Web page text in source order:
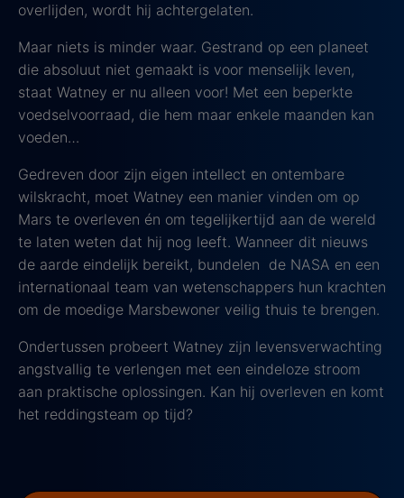
overlijden, wordt hij achtergelaten.
Maar niets is minder waar. Gestrand op een planeet
die absoluut niet gemaakt is voor menselijk leven,
staat Watney er nu alleen voor! Met een beperkte
voedselvoorraad, die hem maar enkele maanden kan
voeden…
Gedreven door zijn eigen intellect en ontembare
wilskracht, moet Watney een manier vinden om op
Mars te overleven én om tegelijkertijd aan de wereld
te laten weten dat hij nog leeft. Wanneer dit nieuws
de aarde eindelijk bereikt, bundelen de NASA en een
internationaal team van wetenschappers hun krachten
om de moedige Marsbewoner veilig thuis te brengen.
Ondertussen probeert Watney zijn levensverwachting
angstvallig te verlengen met een eindeloze stroom
aan praktische oplossingen. Kan hij overleven en komt
het reddingsteam op tijd?